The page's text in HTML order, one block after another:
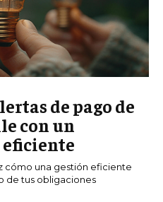
de pago de
con un
cómo una gestión eficiente
de tus obligaciones